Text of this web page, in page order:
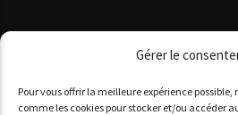
Gérer le
Pour vous offrir la meilleure expérience
comme les cookies pour stocker et/ou accéder